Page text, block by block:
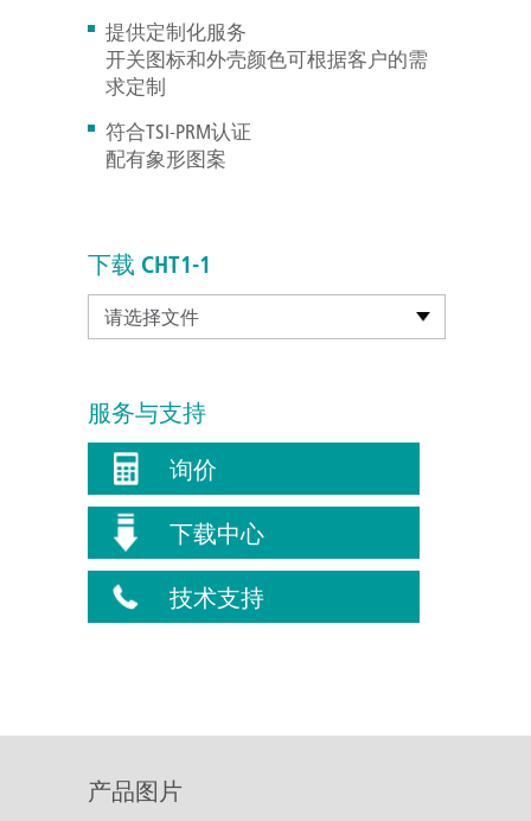
提供定制化服务
开关图标和外壳颜色可根据客户的需
求定制
符合TSI-PRM认证
配有象形图案
下载 CHT1-1
请选择文件
服务与支持
询价
下载中心
技术支持
产品图片